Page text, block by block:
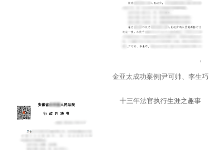
金亚太成功案例|尹可帅、李生巧
十三年法官执行生涯之趣事